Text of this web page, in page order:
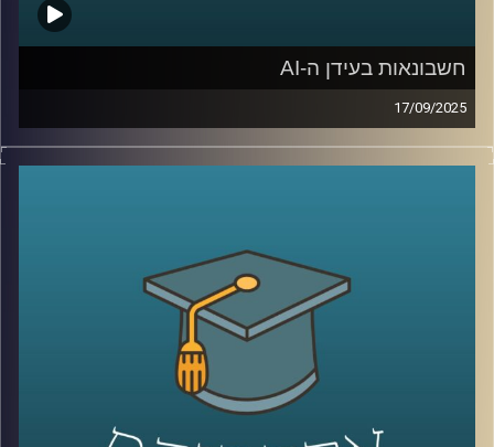
חשבונאות בעידן ה-AI
17/09/2025
כולנו מרגישים איך ה-AI משנה מקצועות מבפנים, אבל מה
קורה כשהוא נוגע בליבת שפת העסקים, החשבונאות: היום
וראש מכון הפניקס לחקר שוק ההון.
נדבר על Dr. IFRS ככלי שמתרגם תקנים לתשובות מהירות
ומדויקות, על האופן שבו ה-AI משנה את תפקידי רואי החשבון
ומנהלי הכספים. נצלול למטרות המכון החדש, מחקר יישומי
שמחבר אקדמיה ושוק ההון, פיתוח סטנדרטים לבקרה על
מודלים, והכשרת דור מקצועי שמבין נתונים וטכנולוגיה. נשאל
איך סטודנטים צריכים להתכונן כבר עכשיו, ואיך שוק העבודה
יתאים את ההכשרות, הגיוס והקריירה לעידן החדש.